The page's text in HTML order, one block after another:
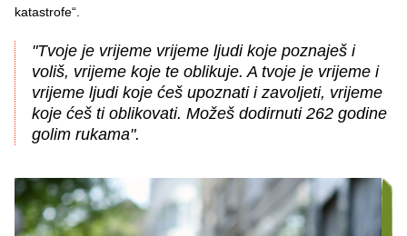
katastrofe“.
"Tvoje je vrijeme vrijeme ljudi koje poznaješ i
voliš, vrijeme koje te oblikuje. A tvoje je vrijeme i
vrijeme ljudi koje ćeš upoznati i zavoljeti, vrijeme
koje ćeš ti oblikovati. Možeš dodirnuti 262 godine
golim rukama".